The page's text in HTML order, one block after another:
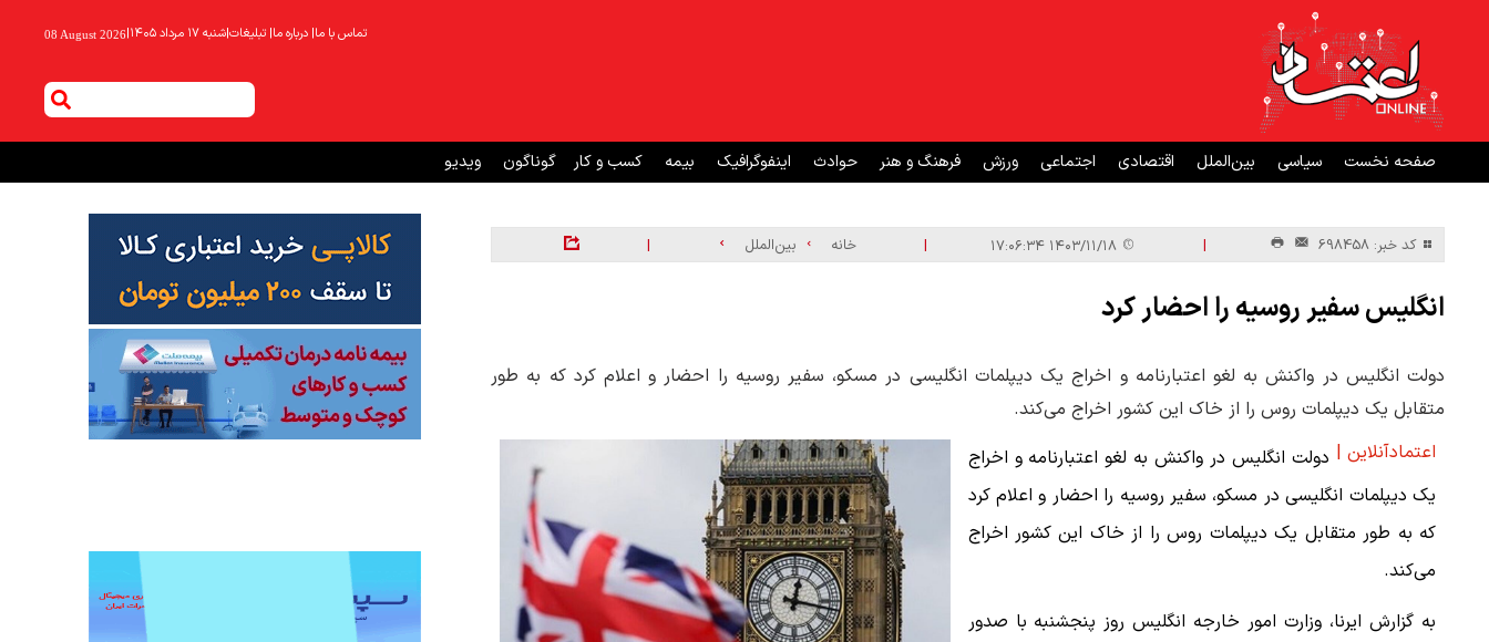
تماس با ما| درباره ما| تبلیغات|شنبه ۱۷ مرداد ۱۴۰۵ |
08 August 2026
صفحه نخست سیاسی بین‌الملل اقتصادی اجتماعی ورزش فرهنگ و هنر حوادث اینفوگرافیک بیمه کسب و کار گوناگون ویدیو
کد خبر: 698458 |
| خانه بین‌الملل |
انگلیس سفیر روسیه را احضار کرد
دولت انگلیس در واکنش به لغو اعتبارنامه و اخراج یک دیپلمات انگلیسی در مسکو، سفیر روسیه را احضار و اعلام کرد که به طور
متقابل یک دیپلمات روس را از خاک این کشور اخراج می‌کند.
اعتمادآنلاین | دولت انگلیس در واکنش به لغو اعتبارنامه و اخراج
یک دیپلمات انگلیسی در مسکو، سفیر روسیه را احضار و اعلام کرد
که به طور متقابل یک دیپلمات روس را از خاک این کشور اخراج
می‌کند.
به گزارش ایرنا، وزارت امور خارجه انگلیس روز پنجشنبه با صدور